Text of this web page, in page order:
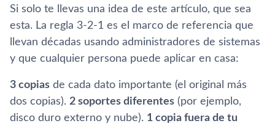
Si solo te llevas una idea de este artículo, que sea
esta. La regla 3-2-1 es el marco de referencia que
llevan décadas usando administradores de sistemas
y que cualquier persona puede aplicar en casa:
3 copias de cada dato importante (el original más
dos copias). 2 soportes diferentes (por ejemplo,
disco duro externo y nube). 1 copia fuera de tu